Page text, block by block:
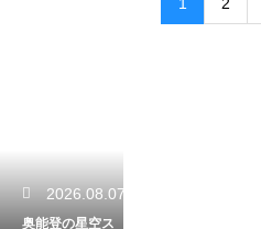
2026.08.07
奥能登の星空ス